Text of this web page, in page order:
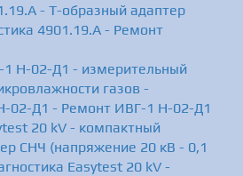
- T-образный адаптер
4901.19.A - Ремонт
Н-02-Д1 - измерительный
газов -
02-Д1 - Ремонт ИВГ-1 Н-02-Д1
20 kV - компактный
СНЧ (напряжение 20 кВ - 0,1
Easytest 20 kV -